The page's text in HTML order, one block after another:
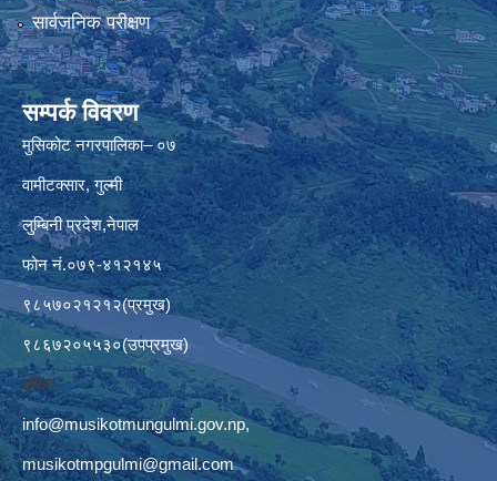
सार्वजनिक परीक्षण
सम्पर्क विवरण
मुसिकोट नगरपालिका– ०७
वामीटक्सार, गुल्मी
लुम्बिनी प्रदेश,नेपाल
फोन नं.०७९-४१२१४५
९८५७०२१२१२(प्रमुख)
९८६७२०५५३०(उपप्रमुख)
इमेलः–
info@musikotmungulmi.gov.np,
musikotmpgulmi@gmail.com